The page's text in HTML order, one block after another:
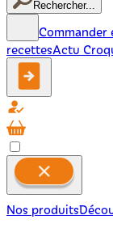
Rechercher...
Commander
recettesActu
Nos produits